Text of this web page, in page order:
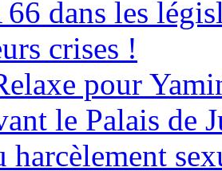
66 dans les
crises !
pour
le Palais de
harcèlement